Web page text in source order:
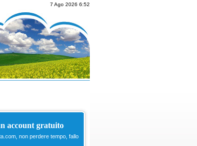
7 Ago 2026 6:52
account gratuito
non perdere tempo, fallo